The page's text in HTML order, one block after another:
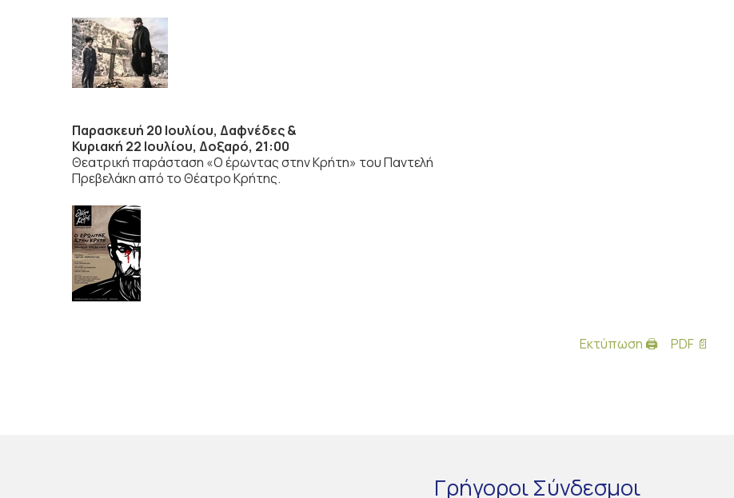
Παρασκευή 20 Ιουλίου, Δαφνέδες &
Κυριακή 22 Ιουλίου, Δοξαρό, 21:00
Θεατρική παράσταση «Ο έρωντας στην Κρήτη» του Παντελή
Πρεβελάκη από το Θέατρο Κρήτης.
Εκτύπωση 🖨 PDF 📄
ΓρήγοροιΣύνδεσμοι